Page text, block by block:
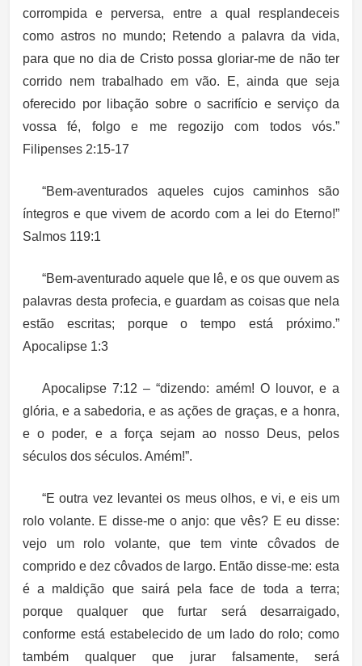
corrompida e perversa, entre a qual resplandeceis
como astros no mundo; Retendo a palavra da vida,
para que no dia de Cristo possa gloriar-me de não ter
corrido nem trabalhado em vão. E, ainda que seja
oferecido por libação sobre o sacrifício e serviço da
vossa fé, folgo e me regozijo com todos vós.”
Filipenses 2:15-17
“Bem-aventurados aqueles cujos caminhos são
íntegros e que vivem de acordo com a lei do Eterno!”
Salmos 119:1
“Bem-aventurado aquele que lê, e os que ouvem as
palavras desta profecia, e guardam as coisas que nela
estão escritas; porque o tempo está próximo.”
Apocalipse 1:3
Apocalipse 7:12 – “dizendo: amém! O louvor, e a
glória, e a sabedoria, e as ações de graças, e a honra,
e o poder, e a força sejam ao nosso Deus, pelos
séculos dos séculos. Amém!”.
“E outra vez levantei os meus olhos, e vi, e eis um
rolo volante. E disse-me o anjo: que vês? E eu disse:
vejo um rolo volante, que tem vinte côvados de
comprido e dez côvados de largo. Então disse-me: esta
é a maldição que sairá pelaface de toda a terra;
porque qualquer quefurtar será desarraigado,
conforme está estabelecido de um lado do rolo; como
também qualquer que jurar falsamente, será